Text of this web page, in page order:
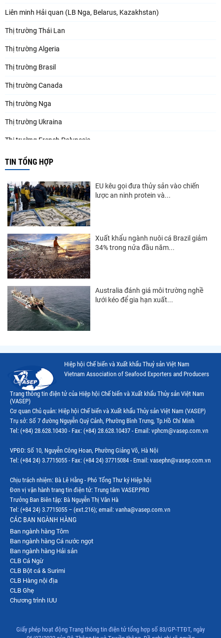
Liên minh Hải quan (LB Nga, Belarus, Kazakhstan)
Thị trường Thái Lan
Thị trường Algeria
Thị trường Brasil
Thị trường Canada
Thị trường Nga
Thị trường Ukraina
Thị trường French Polynesia
Thị trường Trung Quốc
Thị trường New Zealand
Thị trường Đài Loan
Thị trường Mỹ
Thị trường EU
Thị trường Nhật Bản
Thị trường Việt Nam
TIN TỔNG HỢP
EU kêu gọi đưa thủy sản vào chiến
lược an ninh protein và...
Xuất khẩu ngành nuôi cá Brazil giảm
34% trong nửa đầu năm...
Australia đánh giá môi trường nghề
lưới kéo để gia hạn xuất...
Hiệp hội Chế biến và Xuất khẩu Thuỷ sản Việt Nam
Vietnam Association of Seafood Exporters and Producers
Trang thông tin điện tử của Hiệp hội Chế biến và Xuất khẩu Thủy sản Việt Nam
(VASEP)
Cơ quan Chủ quản: Hiệp hội Chế biến và Xuất khẩu Thủy sản Việt Nam (VASEP)
Trụ sở: Số 7 đường Nguyễn Quý Cảnh, Phường Bình Trưng, Tp.Hồ Chí Minh
Tel: (+84) 28.628.10430 - Fax: (+84) 28.628.10437 - Email: vphcm@vasep.com.vn
VPĐD: Số 10, Nguyễn Công Hoan, Phường Giảng Võ, Hà Nội
Tel: (+84 24) 3.7715055 - Fax: (+84 24) 37715084 - Email: vasephn@vasep.com.vn
Chịu trách nhiệm: Bà Lê Hằng - Phó Tổng Thư ký Hiệp hội
Đơn vị vận hành trang tin điện tử: Trung tâm VASEP.PRO
Trưởng Ban Biên tập: Bà Nguyễn Thị Vân Hà
Tel: (+84 24) 3.7715055 – (ext.216); email: vanha@vasep.com.vn
CÁC BAN NGÀNH HÀNG
Ban ngành hàng Tôm
Ban ngành hàng Cá nước ngọt
Ban ngành hàng Hải sản
CLB Cá Ngừ
CLB Bột cá & Surimi
CLB Hàng nội địa
CLB Ghẹ
Chương trình IUU
Giấy phép hoạt động Trang thông tin điện tử tổng hợp số 83/GP-TTĐT, ngày